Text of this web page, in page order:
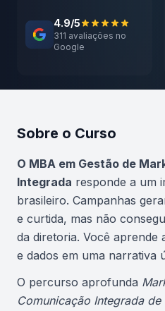
4.9/5
311 avaliações no
Google
Sobre o Curso
Atualizado em abril de 2026
O MBA em Gestão de
Integrada responde a um
brasileiro. Campanhas
e curtida, mas não
da diretoria. Você aprende
e dados em uma narrativa
O percurso aprofunda
Comunicação Integrada